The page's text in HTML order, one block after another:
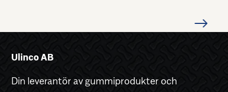
Ulinco AB
Din leverantör av gummiprodukter och